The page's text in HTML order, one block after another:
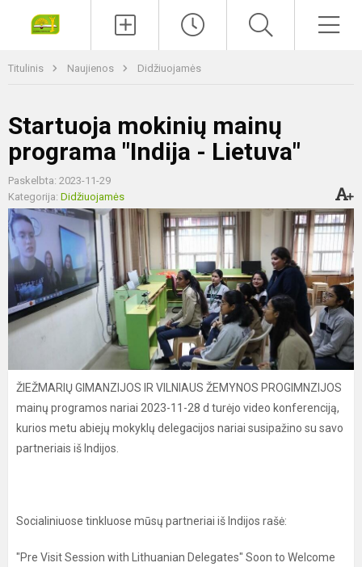
Titulinis Naujienos Didžiuojamės
Startuoja mokinių mainų
programa "Indija - Lietuva"
Paskelbta: 2023-11-29
Kategorija: Didžiuojamės
ŽIEŽMARIŲ GIMANZIJOS IR VILNIAUS ŽEMYNOS PROGIMNZIJOS
mainų programos nariai 2023-11-28 d turėjo video konferenciją,
kurios metu abiejų mokyklų delegacijos nariai susipažino su savo
partneriais iš Indijos.
Socialiniuose tinkluose mūsų partneriai iš Indijos rašė:
"Pre Visit Session with Lithuanian Delegates" Soon to Welcome